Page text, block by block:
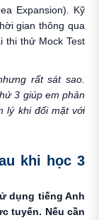
Expansion). Kỹ
gian thông qua
thi thử Mock Test
rất sát sao.
3 giúp em phản
lý khi đối mặt với
khi học 3
dụng tiếng Anh
tuyến. Nếu cần